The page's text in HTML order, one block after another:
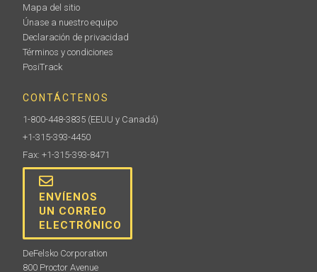
Mapa del sitio
Únase a nuestro equipo
Declaración de privacidad
Términos y condiciones
PosiTrack
CONTÁCTENOS
1-800-448-3835 (EEUU y Canadá)
+1-315-393-4450
Fax: +1-315-393-8471
ENVÍENOS
UN CORREO
ELECTRÓNICO
DeFelsko Corporation
800 Proctor Avenue